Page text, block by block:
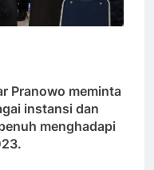
Pranowo meminta
instansi dan
menghadapi